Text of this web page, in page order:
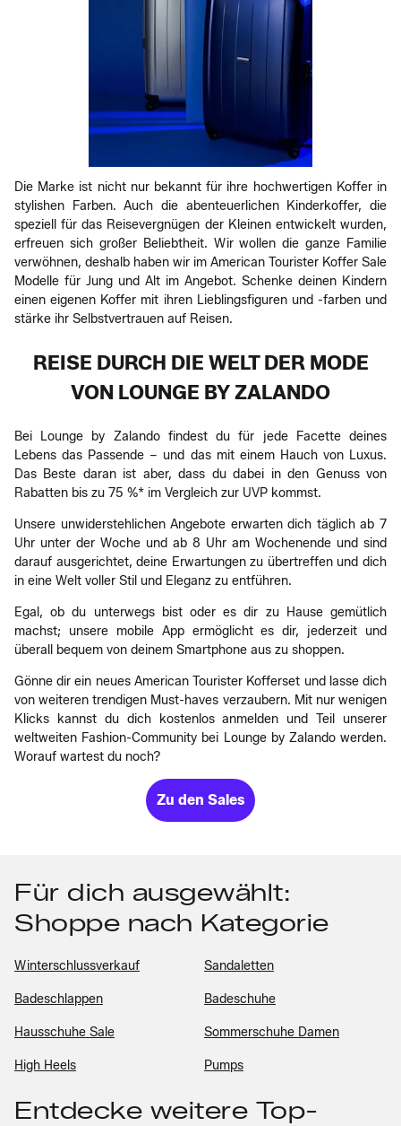
Die Marke ist nicht nur bekannt für ihre hochwertigen Koffer in
stylishen Farben. Auch die abenteuerlichen Kinderkoffer, die
speziell für das Reisevergnügen der Kleinen entwickelt wurden,
erfreuen sich großer Beliebtheit. Wir wollen die ganze Familie
verwöhnen, deshalb haben wir im American Tourister Koffer Sale
Modelle für Jung und Alt im Angebot. Schenke deinen Kindern
einen eigenen Koffer mit ihren Lieblingsfiguren und -farben und
stärke ihr Selbstvertrauen auf Reisen.
REISE DURCH DIE WELT DER MODE
VON LOUNGE BY ZALANDO
Bei Lounge by Zalando findest du für jede Facette deines
Lebens das Passende – und das mit einem Hauch von Luxus.
Das Beste daran ist aber, dass du dabei in den Genuss von
Rabatten bis zu 75 %* im Vergleich zur UVP kommst.
Unsere unwiderstehlichen Angebote erwarten dich täglich ab 7
Uhr unter der Woche und ab 8 Uhr am Wochenende und sind
darauf ausgerichtet, deine Erwartungen zu übertreffen und dich
in eine Welt voller Stil und Eleganz zu entführen.
Egal, ob du unterwegs bist oder es dir zu Hause gemütlich
machst; unsere mobile App ermöglicht es dir, jederzeit und
überall bequem von deinem Smartphone aus zu shoppen.
Gönne dir ein neues American Tourister Kofferset und lasse dich
von weiteren trendigen Must-haves verzaubern. Mit nur wenigen
Klicks kannst du dich kostenlos anmelden und Teil unserer
weltweiten Fashion-Community bei Lounge by Zalando werden.
Worauf wartest du noch?
Zu den Sales
Für dich ausgewählt:
Shoppe nach Kategorie
Winterschlussverkauf Sandaletten
Badeschlappen Badeschuhe
Hausschuhe Sale Sommerschuhe Damen
High Heels Pumps
Entdecke weitere Top-